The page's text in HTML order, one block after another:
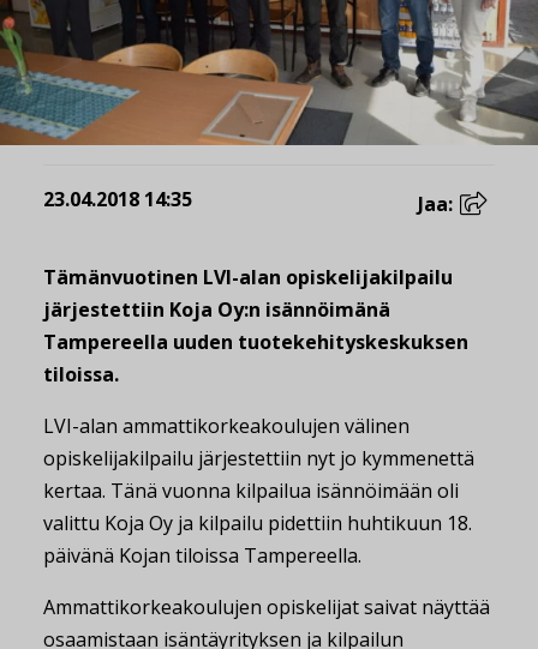
23.04.2018 14:35 Jaa:
Tämänvuotinen LVI-alan opiskelijakilpailu
järjestettiin Koja Oy:n isännöimänä
Tampereella uuden tuotekehityskeskuksen
tiloissa.
LVI-alan ammattikorkeakoulujen välinen
opiskelijakilpailu järjestettiin nyt jo kymmenettä
kertaa. Tänä vuonna kilpailua isännöimään oli
valittu Koja Oy ja kilpailu pidettiin huhtikuun 18.
päivänä Kojan tiloissa Tampereella.
Ammattikorkeakoulujen opiskelijat saivat näyttää
osaamistaan isäntäyrityksen ja kilpailun